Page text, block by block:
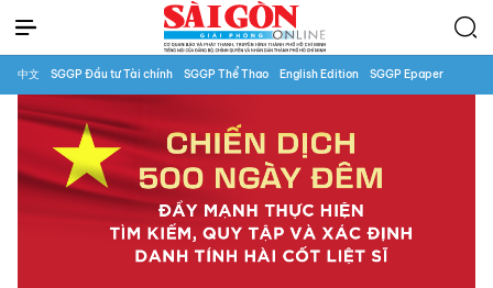
中文 SGGP Đầu tư Tài chính SGGP Thể Thao English Edition SGGP Epaper